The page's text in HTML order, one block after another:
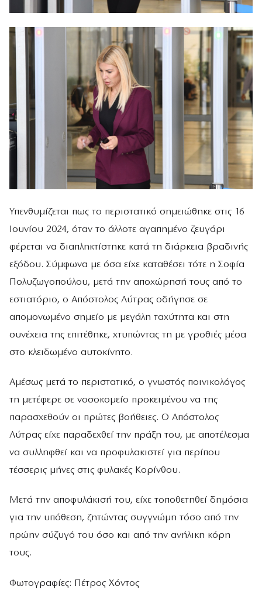
Υπενθυμίζεται πως το περιστατικό σημειώθηκε στις 16
Ιουνίου 2024, όταν το άλλοτε αγαπημένο ζευγάρι
φέρεται να διαπληκτίστηκε κατά τη διάρκεια βραδινής
εξόδου. Σύμφωνα με όσα είχε καταθέσει τότε η Σοφία
Πολυζωγοπούλου, μετά την αποχώρησή τους από το
εστιατόριο, ο Απόστολος Λύτρας οδήγησε σε
απομονωμένο σημείο με μεγάλη ταχύτητα και στη
συνέχεια της επιτέθηκε, χτυπώντας τη με γροθιές μέσα
στο κλειδωμένο αυτοκίνητο.
Αμέσως μετά το περιστατικό, ο γνωστός ποινικολόγος
τη μετέφερε σε νοσοκομείο προκειμένου να της
παρασχεθούν οι πρώτες βοήθειες. Ο Απόστολος
Λύτρας είχε παραδεχθεί την πράξη του, με αποτέλεσμα
να συλληφθεί και να προφυλακιστεί για περίπου
τέσσερις μήνες στις φυλακές Κορίνθου.
Μετά την αποφυλάκισή του, είχε τοποθετηθεί δημόσια
για την υπόθεση, ζητώντας συγγνώμη τόσο από την
πρώην σύζυγό του όσο και από την ανήλικη κόρη
τους.
Φωτογραφίες: Πέτρος Χόντος